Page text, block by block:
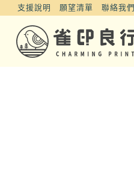
支援說明 願望清單 聯絡我們